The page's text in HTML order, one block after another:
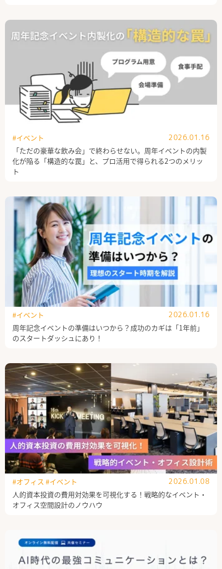
「ただの豪華な飲み会」で終わらせない。周年イベントの内製
化が陥る「構造的な罠」と、プロ活用で得られる2つのメリッ
ト
#イベント 2026.01.16
周年記念イベントの準備はいつから？成功のカギは「1年前」
のスタートダッシュにあり！
#イベント 2026.01.16
人的資本投資の費用対効果を可視化する！戦略的なイベント・
オフィス空間設計のノウハウ
#オフィス #イベント 2026.01.08